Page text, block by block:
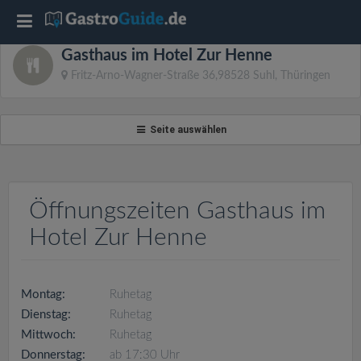
Gasthaus im Hotel Zur Henne
Fritz-Arno-Wagner-Straße 36,98528 Suhl, Thüringen
Seite auswählen
Öffnungszeiten Gasthaus im
Hotel Zur Henne
Montag:
Ruhetag
Dienstag:
Ruhetag
Mittwoch:
Ruhetag
Donnerstag:
ab 17:30 Uhr
T
o
e
a